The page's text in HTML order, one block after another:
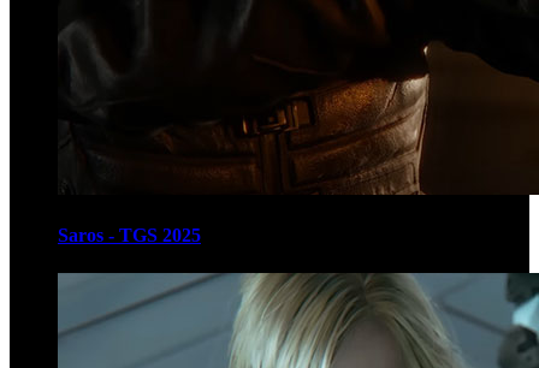
Saros - TGS 2025